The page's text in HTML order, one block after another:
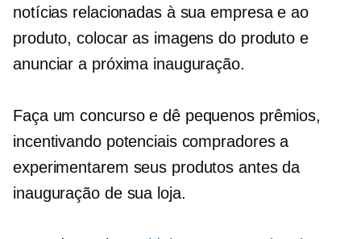
notícias relacionadas à sua empresa e ao
produto, colocar as imagens do produto e
anunciar a próxima inauguração.
Faça um concurso e dê pequenos prêmios,
incentivando potenciais compradores a
experimentarem seus produtos antes da
inauguração de sua loja.